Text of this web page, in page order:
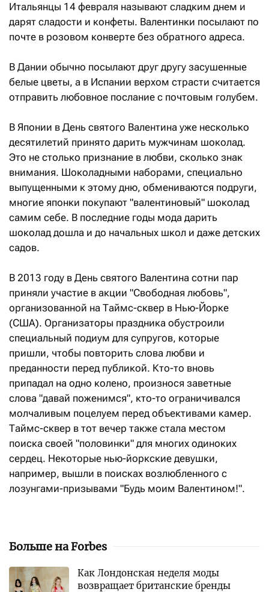
Итальянцы 14 февраля называют сладким днем и
дарят сладости и конфеты. Валентинки посылают по
почте в розовом конверте без обратного адреса.
В Дании обычно посылают друг другу засушенные
белые цветы, а в Испании верхом страсти считается
отправить любовное послание с почтовым голубем.
В Японии в День святого Валентина уже несколько
десятилетий принято дарить мужчинам шоколад.
Это не столько признание в любви, сколько знак
внимания. Шоколадными наборами, специально
выпущенными к этому дню, обмениваются подруги,
многие японки покупают "валентиновый" шоколад
самим себе. В последние годы мода дарить
шоколад дошла и до начальных школ и даже детских
садов.
В 2013 году в День святого Валентина сотни пар
приняли участие в акции "Свободная любовь",
организованной на Таймс-сквер в Нью-Йорке
(США). Организаторы праздника обустроили
специальный подиум для супругов, которые
пришли, чтобы повторить слова любви и
преданности перед публикой. Кто-то вновь
припадал на одно колено, произнося заветные
слова "давай поженимся", кто-то ограничивался
молчаливым поцелуем перед объективами камер.
Таймс-сквер в тот вечер также стала местом
поиска своей "половинки" для многих одиноких
сердец. Некоторые нью-йоркские девушки,
например, вышли в поисках возлюбленного с
лозунгами-призывами "Будь моим Валентином!".
Больше на Forbes
Как Лондонская неделя моды
возвращает британские бренды